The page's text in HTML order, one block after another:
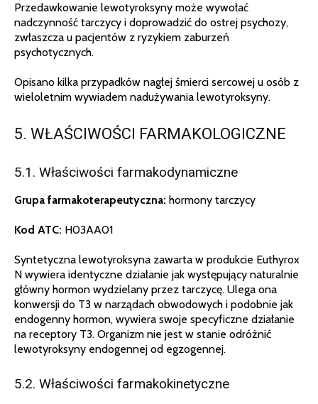
Przedawkowanie lewotyroksyny może wywołać
nadczynność tarczycy i doprowadzić do ostrej psychozy,
zwłaszcza u pacjentów z ryzykiem zaburzeń
psychotycznych.
Opisano kilka przypadków nagłej śmierci sercowej u osób z
wieloletnim wywiadem nadużywania lewotyroksyny.
5. WŁAŚCIWOŚCI FARMAKOLOGICZNE
5.1. Właściwości farmakodynamiczne
Grupa farmakoterapeutyczna: hormony tarczycy
Kod ATC: H03AA01
Syntetyczna lewotyroksyna zawarta w produkcie Euthyrox
N wywiera identyczne działanie jak występujący naturalnie
główny hormon wydzielany przez tarczycę. Ulega ona
konwersji do T3 w narządach obwodowych i podobnie jak
endogenny hormon, wywiera swoje specyficzne działanie
na receptory T3. Organizm nie jest w stanie odróżnić
lewotyroksyny endogennej od egzogennej.
5.2. Właściwości farmakokinetyczne